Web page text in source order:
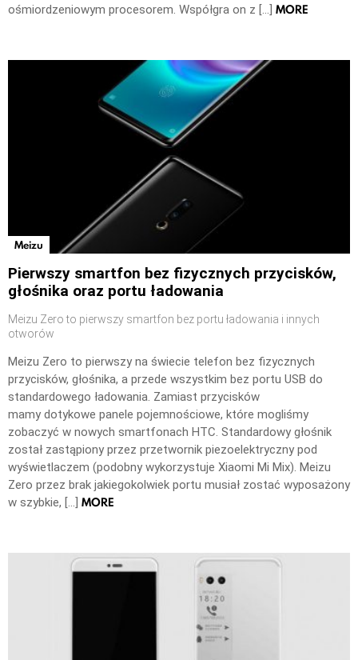
ośmiordzeniowym procesorem. Współgra on z […] MORE
Meizu
Pierwszy smartfon bez fizycznych przycisków,
głośnika oraz portu ładowania
Meizu Zero to pierwszy smartfon bez portu ładowania i innych
otworów
Meizu Zero to pierwszy na świecie telefon bez fizycznych
przycisków, głośnika, a przede wszystkim bez portu USB do
standardowego ładowania. Zamiast przycisków
mamy dotykowe panele pojemnościowe, które mogliśmy
zobaczyć w nowych smartfonach HTC. Standardowy głośnik
został zastąpiony przez przetwornik piezoelektryczny pod
wyświetlaczem (podobny wykorzystuje Xiaomi Mi Mix). Meizu
Zero przez brak jakiegokolwiek portu musiał zostać wyposażony
w szybkie, […] MORE